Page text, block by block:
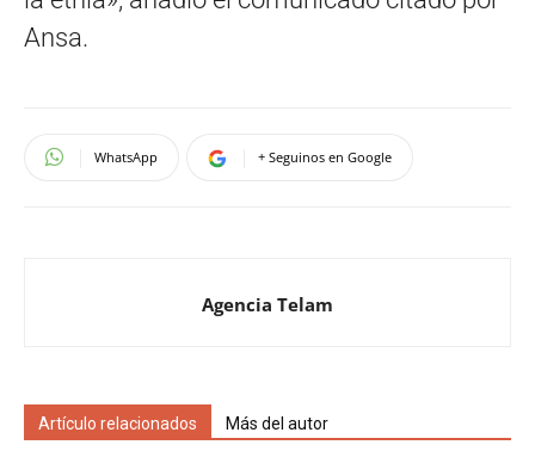
Ansa.
WhatsApp + Seguinos en Google
Agencia Telam
Artículo relacionados Más del autor